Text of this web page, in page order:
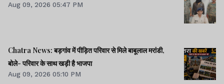
Aug 09, 2026 05:47 PM
Chatra News: बड़गांव में पीड़ित परिवार से मिले बाबूलाल मरांडी,
बोले- परिवार के साथ खड़ी है भाजपा
Aug 09, 2026 05:10 PM